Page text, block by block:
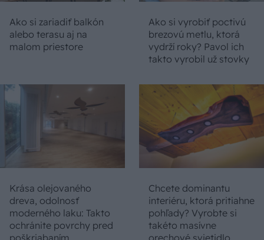
Ako si zariadiť balkón
alebo terasu aj na
malom priestore
Ako si vyrobiť poctivú
brezovú metlu, ktorá
vydrží roky? Pavol ich
takto vyrobil už stovky
Krása olejovaného
dreva, odolnosť
moderného laku: Takto
ochránite povrchy pred
poškriabaním
Chcete dominantu
interiéru, ktorá pritiahne
pohľady? Vyrobte si
takéto masívne
orechové svietidlo